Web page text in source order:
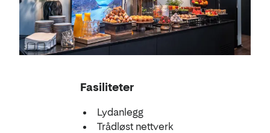
Fasiliteter
Lydanlegg
Trådløst nettverk